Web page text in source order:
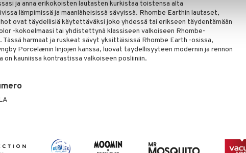
ja anna erikokoisten lautasten kurkistaa toistensa alta
lämpimissä ja maanläheisissä sävyissä. Rhombe Earthin lautaset,
ovat täydellisiä käytettäväksi joko yhdessä tai erikseen täydentämään
-kokoelmaasi tai yhdistettynä klassiseen valkoiseen Rhombe-
Tässä harmaat ja ruskeat sävyt yksittäisissä Rhombe Earth -osissa,
Porcelænin linjojen kanssa, luovat täydellisyyteen modernin ja rennon
on kauniissa kontrastissa valkoiseen posliiniin.